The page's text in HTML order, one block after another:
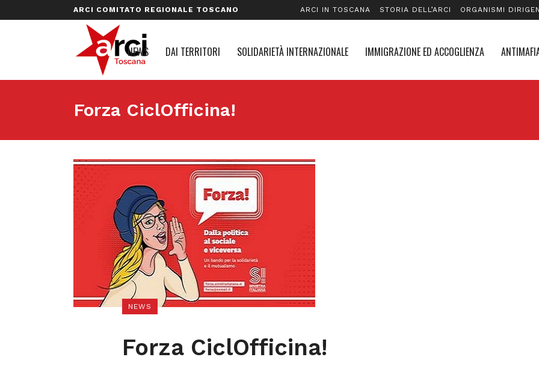
ARCI COMITATO REGIONALE TOSCANO ARCI IN TOSCANA STORIA DELL’ARCI ORGANISMI
NEWS DAI TERRITORI SOLIDARIETÀ INTERNAZIONALE IMMIGRAZIONE ED ACCOGLIENZA
Forza CiclOfficina!
NEWS
Forza CiclOfficina!